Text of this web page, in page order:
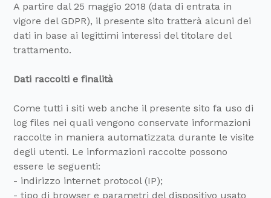
A partire dal 25 maggio 2018 (data di entrata in
vigore del GDPR), il presente sito tratterà alcuni dei
dati in base ai legittimi interessi del titolare del
trattamento.
Dati raccolti e finalità
Come tutti i siti web anche il presente sito fa uso di
log files nei quali vengono conservate informazioni
raccolte in maniera automatizzata durante le visite
degli utenti. Le informazioni raccolte possono
essere le seguenti:
- indirizzo internet protocol (IP);
- tipo di browser e parametri del dispositivo usato